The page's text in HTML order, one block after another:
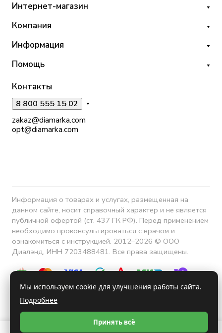
Интернет-магазин
Компания
Информация
Помощь
Контакты
8 800 555 15 02
zakaz@diamarka.com
opt@diamarka.com
Информация о товарах и услугах, размещенная на
данном сайте, носит справочный характер и не является
публичной офертой (ст. 437 ГК РФ). Перед применением
необходимо проконсультироваться с врачом и
ознакомиться с инструкцией. 2012–2026 © ООО
Диалэнд, ИНН 7203488481. Все права защищены.
Конфиденциальность
Мы используем cookie для улучшения работы сайта.
Подробнее
Принять всё